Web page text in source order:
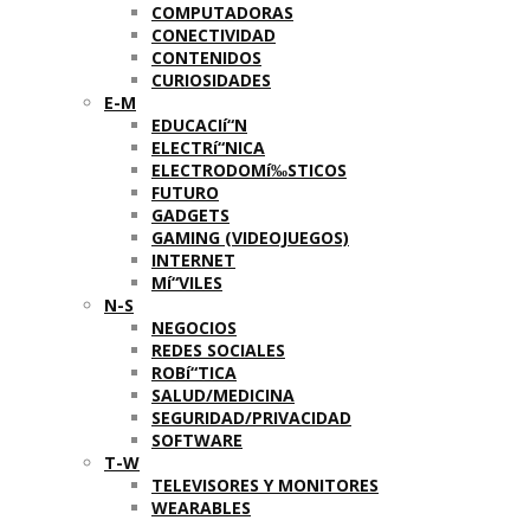
COMPUTADORAS
CONECTIVIDAD
CONTENIDOS
CURIOSIDADES
E-M
EDUCACIí“N
ELECTRí“NICA
ELECTRODOMí‰STICOS
FUTURO
GADGETS
GAMING (VIDEOJUEGOS)
INTERNET
Mí“VILES
N-S
NEGOCIOS
REDES SOCIALES
ROBí“TICA
SALUD/MEDICINA
SEGURIDAD/PRIVACIDAD
SOFTWARE
T-W
TELEVISORES Y MONITORES
WEARABLES